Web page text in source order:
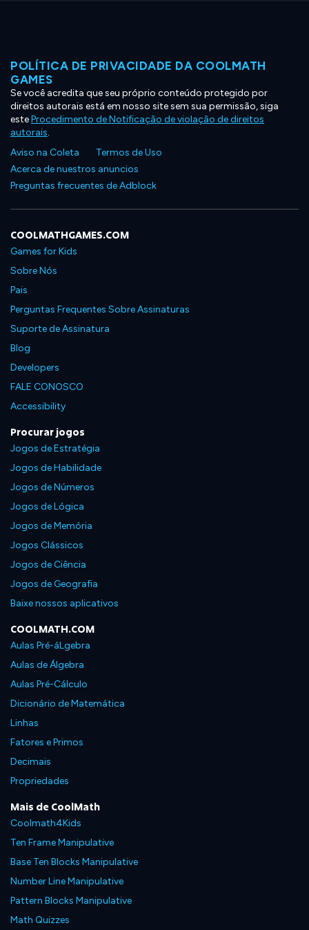
POLÍTICA DE PRIVACIDADE DA COOLMATH
GAMES
Se você acredita que seu próprio conteúdo protegido por
direitos autorais está em nosso site sem sua permissão, siga
esteProcedimento de Notificação de violação de direitos
autorais.
Aviso na Coleta
Termos de Uso
Acerca de nuestros anuncios
Preguntas frecuentes de Adblock
COOLMATHGAMES.COM
Games for Kids
Sobre Nós
Pais
Perguntas Frequentes Sobre Assinaturas
Suporte de Assinatura
Blog
Developers
FALE CONOSCO
Accessibility
Procurar jogos
Jogos de Estratégia
Jogos de Habilidade
Jogos de Números
Jogos de Lógica
Jogos de Memória
Jogos Clássicos
Jogos de Ciência
Jogos de Geografia
Baixe nossos aplicativos
COOLMATH.COM
Aulas Pré-áLgebra
Aulas de Álgebra
Aulas Pré-Cálculo
Dicionário de Matemática
Linhas
Fatores e Primos
Decimais
Propriedades
Mais de CoolMath
Coolmath4Kids
Ten Frame Manipulative
Base Ten Blocks Manipulative
Number Line Manipulative
Pattern Blocks Manipulative
Math Quizzes